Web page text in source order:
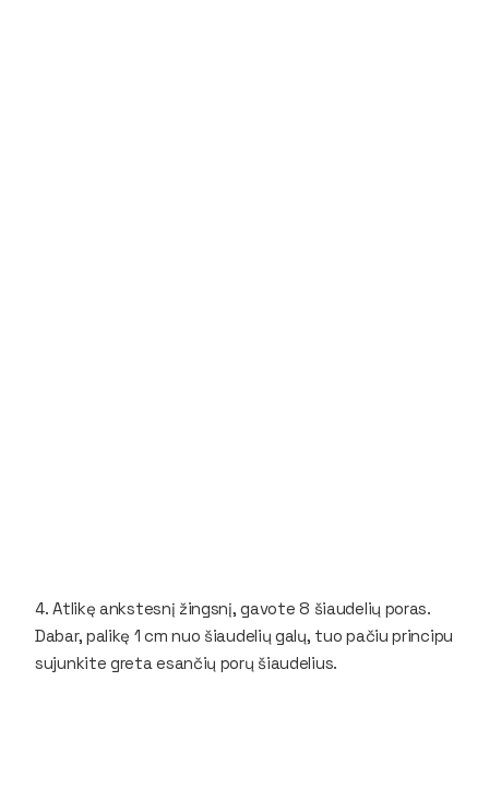
4. Atlikę ankstesnį žingsnį, gavote 8 šiaudelių poras.
Dabar, palikę 1 cm nuo šiaudelių galų, tuo pačiu principu
sujunkite greta esančių porų šiaudelius.